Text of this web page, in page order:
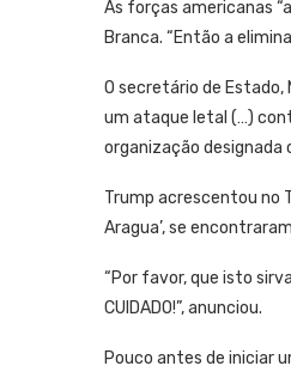
As forças americanas
Branca. “Então a
O secretário de Estado,
um ataque letal (…)
organização designada
Trump acrescentou no
Aragua’, se
“Por favor, que isto
CUIDADO!”, anunciou.
Pouco antes de iniciar